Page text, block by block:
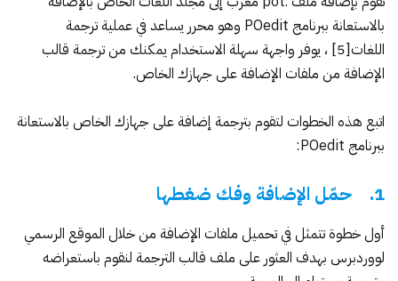
بالاستعانة ببرنامج POedit وهو محرر يساعد في عملية ترجمة
اللغات[5]
، يوفر واجهة سهلة الاستخدام يمكنك من ترجمة قالب
الإضافة من ملفات الإضافة على جهازك الخاص.
اتبع هذه الخطوات لتقوم بترجمة إضافة على جهازك الخاص بالاستعانة
ببرنامج POedit:
1. حمّل الإضافة وفك ضغطها
أول خطوة تتمثل في تحميل ملفات الإضافة من خلال الموقع الرسمي
لووردبرس بهدف العثور على ملف قالب الترجمة لنقوم باستعراضه